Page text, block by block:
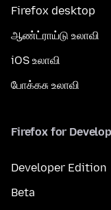
Firefox desktop
ஆண்ட்ராய்டு உலாவி
iOS உலாவி
போக்கசு உலாவி
Firefox for
Developer Edition
Beta